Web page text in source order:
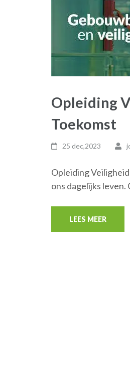
Opleiding
Toekomst
25 dec,2023
Opleiding
ons dagelijks
LEES MEER